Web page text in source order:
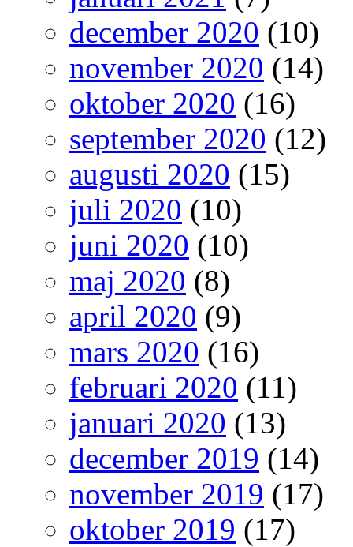
december 2020 (10)
november 2020 (14)
oktober 2020 (16)
september 2020 (12)
augusti 2020 (15)
juli 2020 (10)
juni 2020 (10)
maj 2020 (8)
april 2020 (9)
mars 2020 (16)
februari 2020 (11)
januari 2020 (13)
december 2019 (14)
november 2019 (17)
oktober 2019 (17)